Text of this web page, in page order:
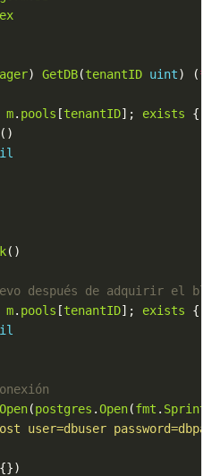
) GetDB(tenantID uint) (*
m. pools [tenantID]; exists
m. pools [tenantID]; exists
Open(postgres .Open(fmt . Sprintf
user=dbuser